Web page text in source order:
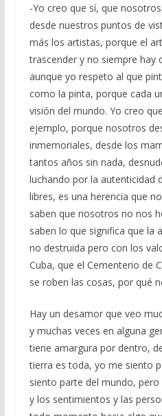
-Yo creo que sí, que
desde nuestros puntos de
más los artistas, porque el
trascender y no siempre hay
aunque yo respeto al que
como la pinta, porque cada
visión del mundo. Yo creo
ejemplo, porque nosotros
inmemoriales, desde los
tantos años sin nada,
luchando por la autenticidad
libres, es una herencia que
saben que nosotros no nos
saben lo que significa que la
no destruida pero con los
Cuba, que el Cementerio de
se roben las cosas, por qué
Hay un desamor que veo
y muchas veces en alguna
tiene amargura por dentro,
tierra es toda, yo me siento
siento parte del mundo,
y los sentimientos y las